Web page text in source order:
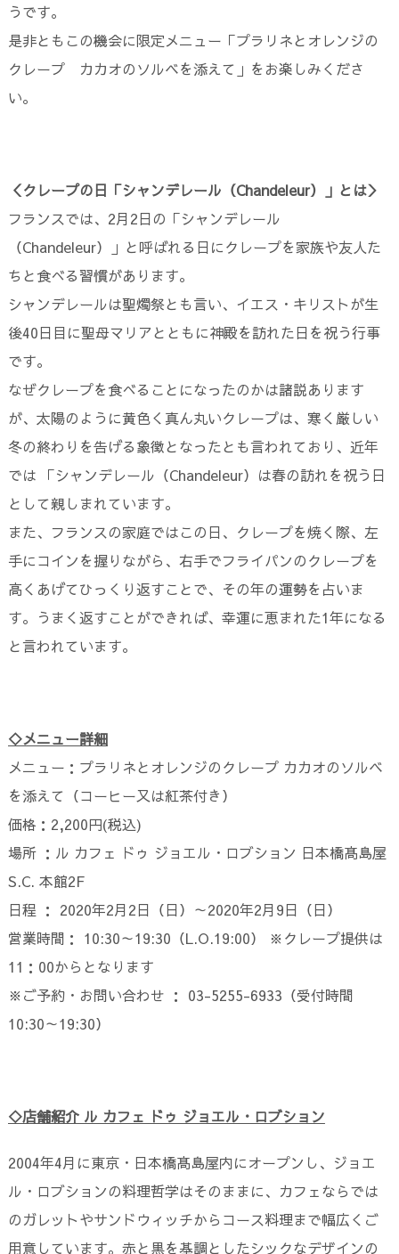
うです。
是非ともこの機会に限定メニュー「プラリネとオレンジの
クレープ カカオのソルベを添えて」をお楽しみくださ
い。
＜クレープの日「シャンデレール（Chandeleur）」とは＞
フランスでは、2月2日の「シャンデレール
（Chandeleur）」と呼ばれる日にクレープを家族や友人た
ちと食べる習慣があります。
シャンデレールは聖燭祭とも言い、イエス・キリストが生
後40日目に聖母マリアとともに神殿を訪れた日を祝う行事
です。
なぜクレープを食べることになったのかは諸説あります
が、太陽のように黄色く真ん丸いクレープは、寒く厳しい
冬の終わりを告げる象徴となったとも言われており、近年
では 「シャンデレール（Chandeleur）は春の訪れを祝う日
として親しまれています。
また、フランスの家庭ではこの日、クレープを焼く際、左
手にコインを握りながら、右手でフライパンのクレープを
高くあげてひっくり返すことで、その年の運勢を占いま
す。うまく返すことができれば、幸運に恵まれた1年になる
と言われています。
◇メニュー詳細
メニュー：プラリネとオレンジのクレープ カカオのソルベ
を添えて（コーヒー又は紅茶付き）
価格：2,200円(税込)
場所 ：ル カフェ ドゥ ジョエル・ロブション 日本橋髙島屋
S.C. 本館2F
日程 ： 2020年2月2日（日）～2020年2月9日（日）
営業時間： 10:30～19:30（L.O.19:00） ※クレープ提供は
11：00からとなります
※ご予約・お問い合わせ ： 03-5255-6933（受付時間
10:30～19:30）
◇店舗紹介 ル カフェ ドゥ ジョエル・ロブション
2004年4月に東京・日本橋髙島屋内にオープンし、ジョエ
ル・ロブションの料理哲学はそのままに、カフェならでは
のガレットやサンドウィッチからコース料理まで幅広くご
用意しています。赤と黒を基調としたシックなデザインの